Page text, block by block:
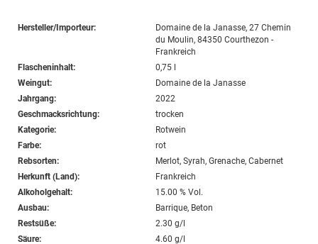
Hersteller/Importeur:
Domaine de la Janasse, 27 Chemin
du Moulin, 84350 Courthezon -
Frankreich
Flascheninhalt:
0,75 l
Weingut:
Domaine de la Janasse
Jahrgang:
2022
Geschmacksrichtung:
trocken
Kategorie:
Rotwein
Farbe:
rot
Rebsorten:
Merlot, Syrah, Grenache, Cabernet
Herkunft (Land):
Frankreich
Alkoholgehalt:
15.00 % Vol.
Ausbau:
Barrique, Beton
Restsüße:
2.30 g/l
Säure:
4.60 g/l